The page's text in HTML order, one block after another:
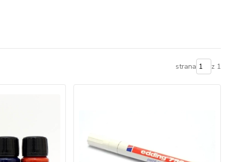
strana z 1